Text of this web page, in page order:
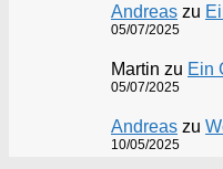
Andreas zu
05/07/2025
Martin zu Ein
05/07/2025
Andreas zu
10/05/2025